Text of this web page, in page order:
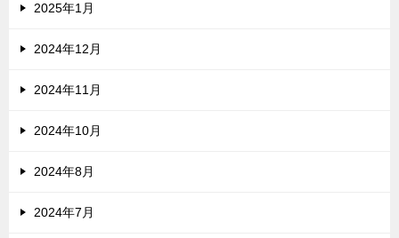
2025年1月
2024年12月
2024年11月
2024年10月
2024年8月
2024年7月